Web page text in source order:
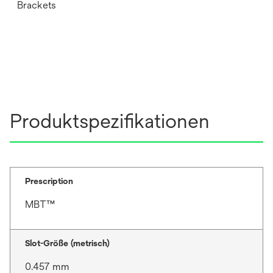
Brackets
Produktspezifikationen
Prescription
MBT™
Slot-Größe (metrisch)
0.457 mm